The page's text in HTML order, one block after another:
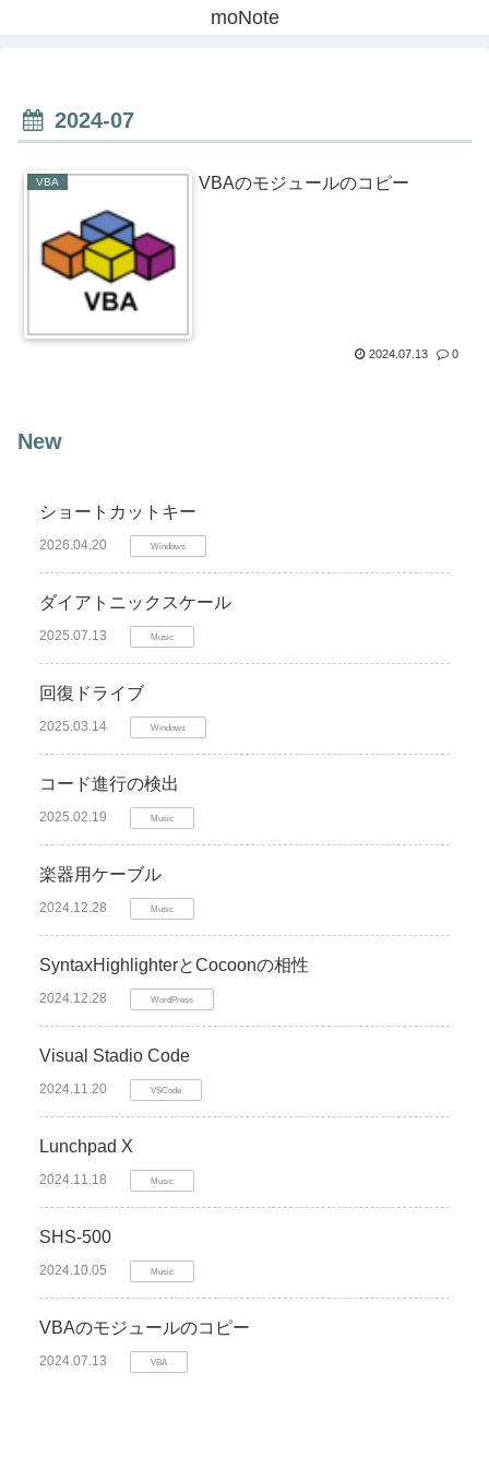
moNote
2024-07
VBA VBAのモジュールのコピー
2024.07.13 0
New
ショートカットキー
2026.04.20 Windows
ダイアトニックスケール
2025.07.13 Music
回復ドライブ
2025.03.14 Windows
コード進行の検出
2025.02.19 Music
楽器用ケーブル
2024.12.28 Music
SyntaxHighlighterとCocoonの相性
2024.12.28 WordPress
Visual Stadio Code
2024.11.20 VSCode
Lunchpad X
2024.11.18 Music
SHS-500
2024.10.05 Music
VBAのモジュールのコピー
2024.07.13 VBA